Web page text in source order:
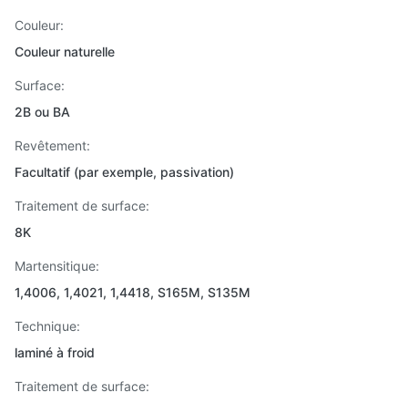
Couleur:
Couleur naturelle
Surface:
2B ou BA
Revêtement:
Facultatif (par exemple, passivation)
Traitement de surface:
8K
Martensitique:
1,4006, 1,4021, 1,4418, S165M, S135M
Technique:
laminé à froid
Traitement de surface: